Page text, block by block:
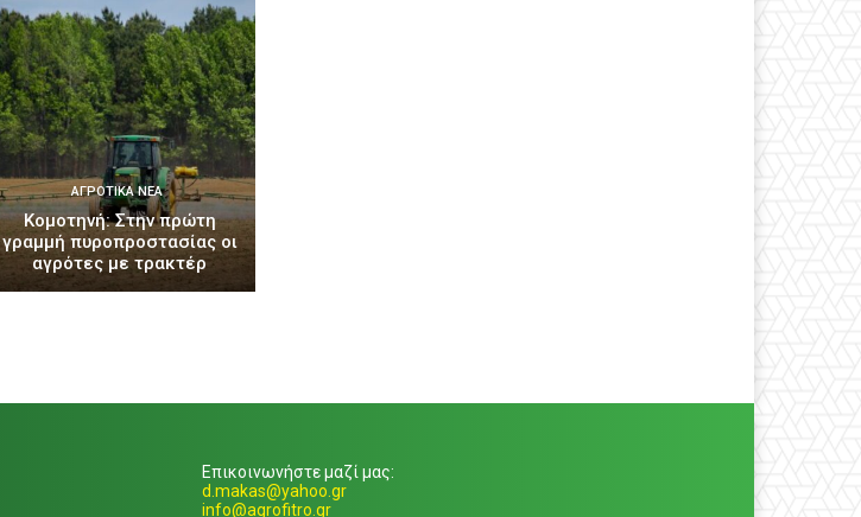
ΑΓΡΟΤΙΚΆ ΝΈΑ
Κομοτηνή: Στην πρώτη
γραμμή πυροπροστασίας οι
αγρότες με τρακτέρ
Επικοινωνήστε μαζί μας:
d.makas@yahoo.gr
info@agrofitro.gr